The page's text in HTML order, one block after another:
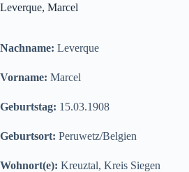
Leverque, Marcel
Nachname: Leverque
Vorname: Marcel
Geburtstag: 15.03.1908
Geburtsort: Peruwetz/Belgien
Wohnort(e): Kreuztal, Kreis Siegen